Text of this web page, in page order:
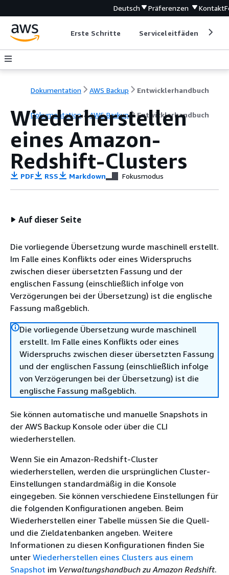
Deutsch Präferenzen Kontakt
Erste Schritte Serviceleitfäden
Dokumentation AWS Backup Entwicklerhandbuch
Dokumentation AWS Backup Entwicklerhandbuch
Wiederherstellen
eines Amazon-
Redshift-Clusters
PDF RSS Markdown Fokusmodus
Auf dieser Seite
Die vorliegende Übersetzung wurde maschinell erstellt.
Im Falle eines Konflikts oder eines Widerspruchs
zwischen dieser übersetzten Fassung und der
englischen Fassung (einschließlich infolge von
Verzögerungen bei der Übersetzung) ist die englische
Fassung maßgeblich.
Die vorliegende Übersetzung wurde maschinell
erstellt. Im Falle eines Konflikts oder eines
Widerspruchs zwischen dieser übersetzten Fassung
und der englischen Fassung (einschließlich infolge
von Verzögerungen bei der Übersetzung) ist die
englische Fassung maßgeblich.
Sie können automatische und manuelle Snapshots in
der AWS Backup Konsole oder über die CLI
wiederherstellen.
Wenn Sie ein Amazon-Redshift-Cluster
wiederherstellen, werden die ursprünglichen Cluster-
Einstellungen standardmäßig in die Konsole
eingegeben. Sie können verschiedene Einstellungen für
die folgenden Konfigurationen angeben. Beim
Wiederherstellen einer Tabelle müssen Sie die Quell-
und die Zieldatenbanken angeben. Weitere
Informationen zu diesen Konfigurationen finden Sie
unter Wiederherstellen eines Clusters aus einem
Snapshot im Verwaltungshandbuch zu Amazon Redshift.